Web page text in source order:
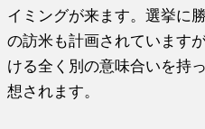
イミングが来ます。選挙に
の訪米も計画されています
ける全く別の意味合いを持
想されます。